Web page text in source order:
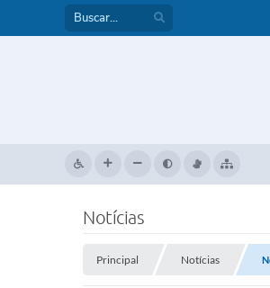
Notícias
Principal Notícias